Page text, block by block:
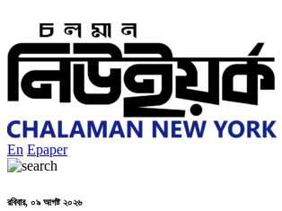
En Epaper
রবিবার, ০৯ আগষ্ট ২০২৬